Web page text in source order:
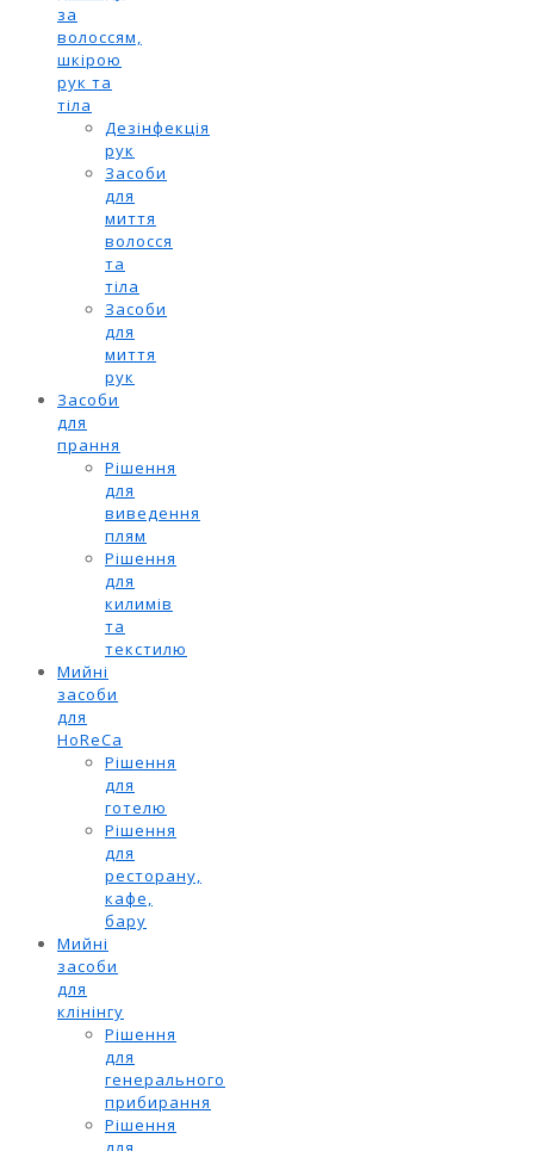
за
волоссям,
шкірою
рук та
тіла
Дезінфекція
рук
Засоби
для
миття
волосся
та
тіла
Засоби
для
миття
рук
Засоби
для
прання
Рішення
для
виведення
плям
Рішення
для
килимів
та
текстилю
Мийні
засоби
для
HoReCa
Рішення
для
готелю
Рішення
для
ресторану,
кафе,
бару
Мийні
засоби
для
клінінгу
Рішення
для
генерального
прибирання
Рішення